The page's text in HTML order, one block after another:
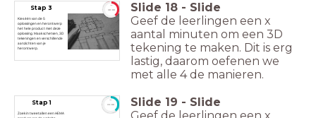
Stap 3
Kies één van de 5
oplossingen en herontwerp
het hele product met deze
oplossing. Maak schetsen, 3D
tekeningen en verschillende
aanzichten van je
herontwerp.
30:00 Slide 18 - Slide
Geef de leerlingen een x
aantal minuten om een 3D
tekening te maken. Dit is erg
lastig, daarom oefenen we
met alle 4 de manieren.
Stap 1
Zoek in tweetallen een HEMA
15:00 Slide 19 - Slide